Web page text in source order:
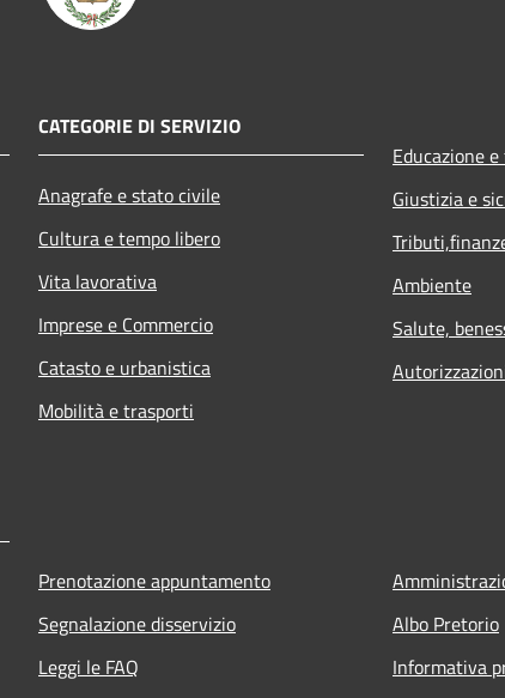
CATEGORIE DI SERVIZIO
Anagrafe e stato civile
Cultura e tempo libero
Vita lavorativa
Imprese e Commercio
Catasto e urbanistica
Mobilità e trasporti
Educazione
Giustizia e
Ambiente
Salute,
Prenotazione appuntamento
Segnalazione disservizio
Leggi le FAQ
Albo Pretorio
Informativa